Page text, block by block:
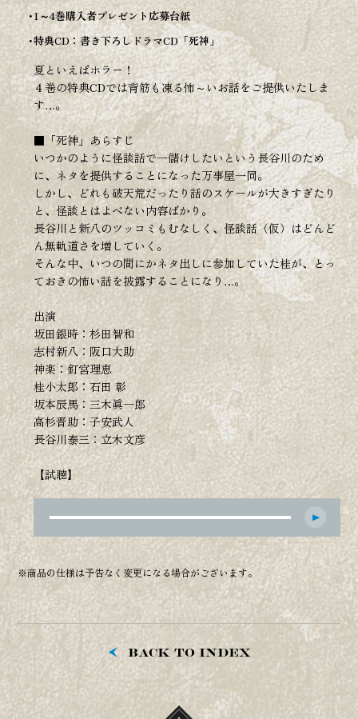
1～4巻購入者プレゼント応募台紙
特典CD：書き下ろしドラマCD「死神」
夏といえばホラー！
４巻の特典CDでは背筋も凍る怖～いお話をご提供いたしま
す…。
■「死神」あらすじ
いつかのように怪談話で一儲けしたいという長谷川のため
に、ネタを提供することになった万事屋一同。
しかし、どれも破天荒だったり話のスケールが大きすぎたり
と、怪談とはよべない内容ばかり。
長谷川と新八のツッコミもむなしく、怪談話（仮）はどんど
ん無軌道さを増していく。
そんな中、いつの間にかネタ出しに参加していた桂が、とっ
ておきの怖い話を披露することになり…。
出演
坂田銀時：杉田智和
志村新八：阪口大助
神楽：釘宮理恵
桂小太郎：石田 彰
坂本辰馬：三木眞一郎
高杉晋助：子安武人
長谷川泰三：立木文彦
【試聴】
※商品の仕様は予告なく変更になる場合がございます。
BACK TO INDEX